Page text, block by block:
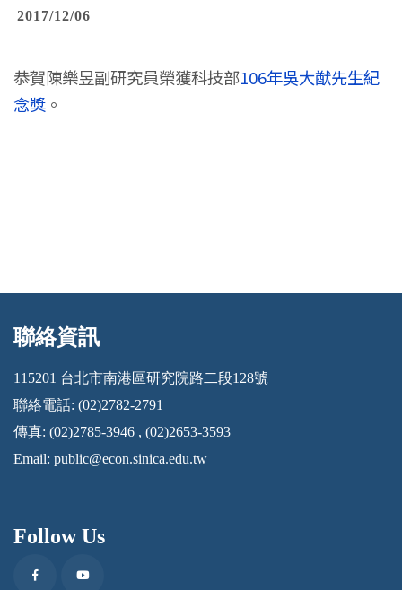
2017/12/06
恭賀陳樂昱副研究員榮獲科技部106年吳大猷先生紀
念獎 。
:::
聯絡資訊
115201 台北市南港區研究院路二段128號
聯絡電話: (02)2782-2791
傳真: (02)2785-3946 , (02)2653-3593
Email: public@econ.sinica.edu.tw
Follow Us
FacebookYoutube